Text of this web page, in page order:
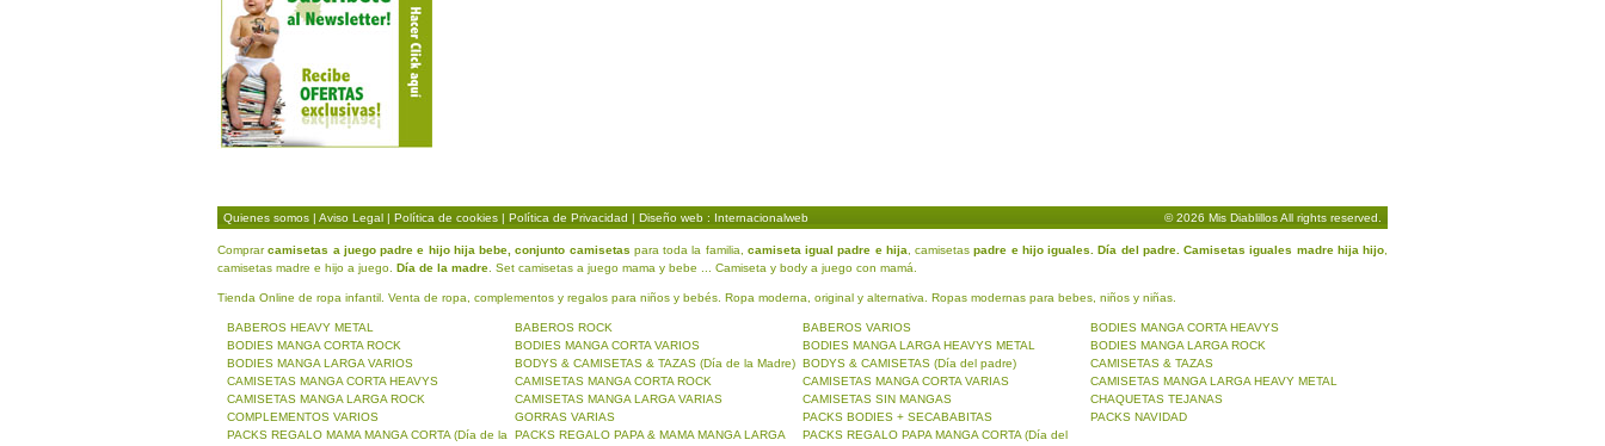
Quienes somos | Aviso Legal | Política de cookies | Política de Privacidad | Diseño web : Internacionalweb © 2026 Mis Diablillos All rights reserved.
Comprarcamisetas a juego padre e hijo hija bebe, conjunto camisetas para toda la familia, camiseta igual padre e hija, camisetaspadre e hijo iguales. Día del padre. Camisetas iguales madre hija hijo,
camisetas madre e hijo a juego. Día de la madre. Set camisetas a juego mama y bebe ... Camiseta y body a juego con mamá.
Tienda Online de ropa infantil. Venta de ropa, complementos y regalos para niños y bebés. Ropa moderna, original y alternativa. Ropas modernas para bebes, niños y niñas.
BABEROS HEAVY METAL BABEROS ROCK BABEROS VARIOS
BODIES MANGA CORTA HEAVYS
BODIES MANGA CORTA ROCK
BODIES MANGA CORTA VARIOS BODIES MANGA LARGA HEAVYS METAL
BODIES MANGA LARGA ROCK
BODIES MANGA LARGA VARIOS
BODYS & CAMISETAS & TAZAS (Día de la Madre) BODYS & CAMISETAS (Día del padre)
CAMISETAS & TAZAS
CAMISETAS MANGA CORTA HEAVYS
CAMISETAS MANGA CORTA ROCK CAMISETAS MANGA CORTA VARIAS
CAMISETAS MANGA LARGA HEAVY METAL
CAMISETAS MANGA LARGA ROCK
CAMISETAS MANGA LARGA VARIAS CAMISETAS SIN MANGAS
CHAQUETAS TEJANAS
COMPLEMENTOS VARIOS
GORRAS VARIAS PACKS BODIES + SECABABITAS
PACKS NAVIDAD
PACKS REGALO MAMA MANGA CORTA (Día de la PACKS REGALO PAPA & MAMA MANGA LARGA PACKS REGALO PAPA MANGA CORTA (Día del